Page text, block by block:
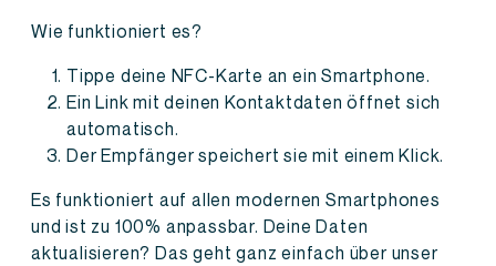
Wie funktioniert es?
Tippe deine NFC-Karte an ein Smartphone.
Ein Link mit deinen Kontaktdaten öffnet sich
automatisch.
Der Empfänger speichert sie mit einem Klick.
Es funktioniert auf allen modernen Smartphones
und ist zu 100% anpassbar. Deine Daten
aktualisieren? Das geht ganz einfach über unser